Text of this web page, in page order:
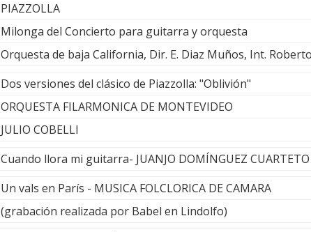
PIAZZOLLA
Milonga del Concierto para guitarra y orquesta
Orquesta de baja California, Dir. E. Diaz Muños, Int.
Dos versiones del clásico de Piazzolla: "Oblivión"
ORQUESTA FILARMONICA DE MONTEVIDEO
JULIO COBELLI
Cuando llora mi guitarra- JUANJO DOMÍNGUEZ CUARTETO
Un vals en París - MUSICA FOLCLORICA DE CAMARA
(grabación realizada por Babel en Lindolfo)